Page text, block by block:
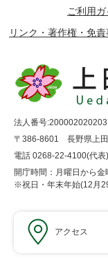
ご利用ガ
リンク・著作権・免
法人番号
〒386-8601 長野県上
電話 0268-22-4100(代表)
開庁時間：月曜日から
※祝日・年末年始(12月
アクセス